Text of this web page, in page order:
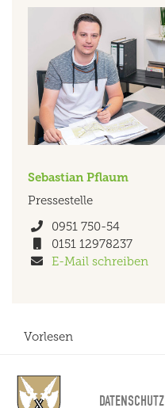
Sebastian Pflaum
Pressestelle
Telefon
0951 750-54
Mobil
0151 12978237
E-Mail-Adresse
E-Mail schreiben
Vorlesen
DATENSCHUTZ